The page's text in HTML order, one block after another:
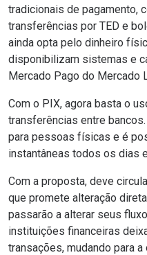
tradicionais de pagamento,
transferências por TED e
ainda opta pelo dinheiro
disponibilizam sistemas e
Mercado Pago do Mercado
Com o PIX, agora basta o
transferências entre
para pessoas físicas e é
instantâneas todos os dias
Com a proposta, deve
que promete alteração
passarão a alterar seus
instituições financeiras
transações, mudando para